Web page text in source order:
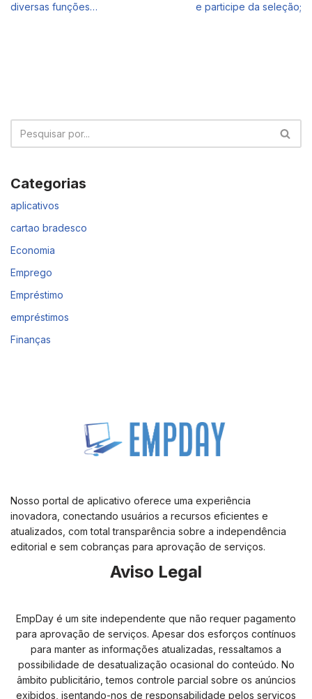
diversas funções…
e participe da seleção;
Categorias
aplicativos
cartao bradesco
Economia
Emprego
Empréstimo
empréstimos
Finanças
Nosso portal de aplicativo oferece uma experiência
inovadora, conectando usuários a recursos eficientes e
atualizados, com total transparência sobre a independência
editorial e sem cobranças para aprovação de serviços.
Aviso Legal
EmpDay é um site independente que não requer pagamento
para aprovação de serviços. Apesar dos esforços contínuos
para manter as informações atualizadas, ressaltamos a
possibilidade de desatualização ocasional do conteúdo. No
âmbito publicitário, temos controle parcial sobre os anúncios
exibidos, isentando-nos de responsabilidade pelos serviços